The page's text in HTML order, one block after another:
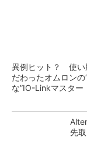
異例ヒット？ 使い
だわったオムロンの
な”IO-Linkマスター
先